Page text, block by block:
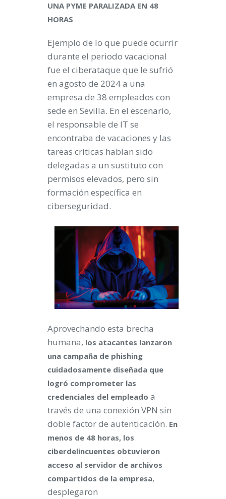
UNA PYME PARALIZADA EN 48
HORAS
Ejemplo de lo que puede ocurrir
durante el periodo vacacional
fue el ciberataque que le sufrió
en agosto de 2024 a una
empresa de 38 empleados con
sede en Sevilla. En el escenario,
el responsable de IT se
encontraba de vacaciones y las
tareas críticas habían sido
delegadas a un sustituto con
permisos elevados, pero sin
formación específica en
ciberseguridad.
Aprovechando esta brecha
humana, los atacantes lanzaron
una campaña de phishing
cuidadosamente diseñada que
logró comprometer las
credenciales del empleado a
través de una conexión VPN sin
doble factor de autenticación. En
menos de 48 horas, los
ciberdelincuentes obtuvieron
acceso al servidor de archivos
compartidos de la empresa,
desplegaron